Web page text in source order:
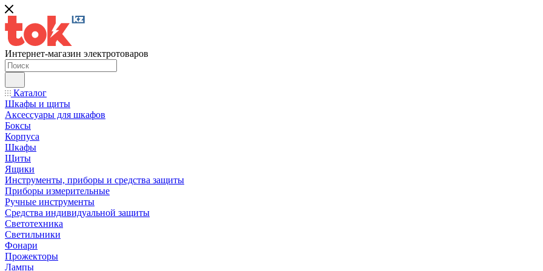
Интернет-магазин электротоваров
Каталог
Шкафы и щиты
Аксессуары для шкафов
Боксы
Корпуса
Шкафы
Щиты
Ящики
Инструменты, приборы и средства защиты
Приборы измерительные
Ручные инструменты
Средства индивидуальной защиты
Светотехника
Светильники
Фонари
Прожекторы
Лампы